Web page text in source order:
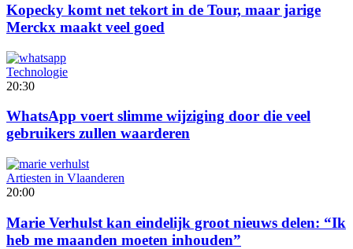
Kopecky komt net tekort in de Tour, maar jarige
Merckx maakt veel goed
Technologie
20:30
WhatsApp voert slimme wijziging door die veel
gebruikers zullen waarderen
Artiesten in Vlaanderen
20:00
Marie Verhulst kan eindelijk groot nieuws delen: “Ik
heb me maanden moeten inhouden”